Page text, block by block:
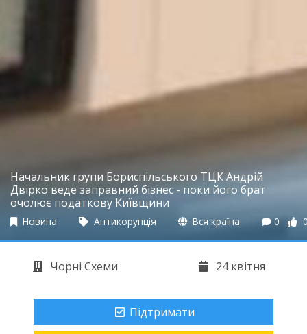
Начальник групи Бориспільського ТЦК Андрій
Двірко веде заправний бізнес - поки його брат
очолює податкову Київщини
Новина Антикорупція Вся країна 0
Чорні Схеми 24 квітня
Підтримати